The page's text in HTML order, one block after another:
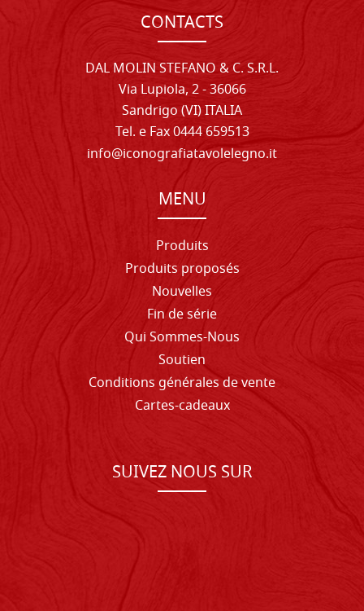
CONTACTS
DAL MOLIN STEFANO & C. S.R.L.
Via Lupiola, 2 - 36066
Sandrigo (VI) ITALIA
Tel. e Fax 0444 659513
info@iconografiatavolelegno.it
MENU
Produits
Produits proposés
Nouvelles
Fin de série
Qui Sommes-Nous
Soutien
Conditions générales de vente
Cartes-cadeaux
SUIVEZ NOUS SUR